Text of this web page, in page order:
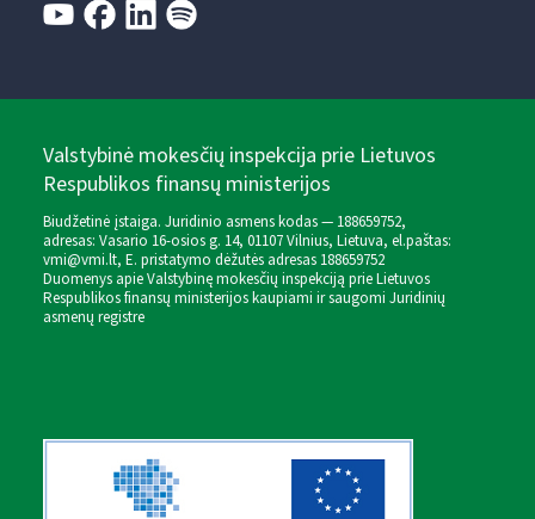
Valstybinė mokesčių inspekcija prie Lietuvos
Respublikos finansų ministerijos
Biudžetinė įstaiga. Juridinio asmens kodas — 188659752,
adresas: Vasario 16-osios g. 14, 01107 Vilnius, Lietuva, el.paštas:
vmi@vmi.lt, E. pristatymo dėžutės adresas 188659752
Duomenys apie Valstybinę mokesčių inspekciją prie Lietuvos
Respublikos finansų ministerijos kaupiami ir saugomi Juridinių
asmenų registre